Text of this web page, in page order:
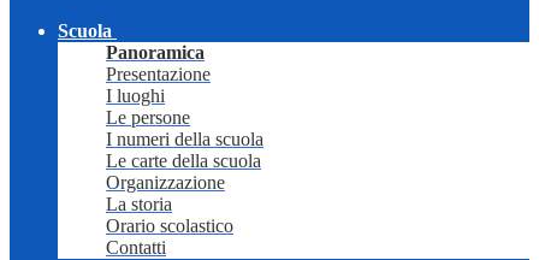
Scuola
Panoramica
Presentazione
I luoghi
Le persone
I numeri della scuola
Le carte della scuola
Organizzazione
La storia
Orario scolastico
Contatti